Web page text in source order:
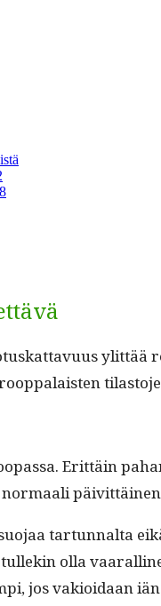
ylit­tää
Erit­täin
tar­tunnal­ta
olla
jos vakioidaan